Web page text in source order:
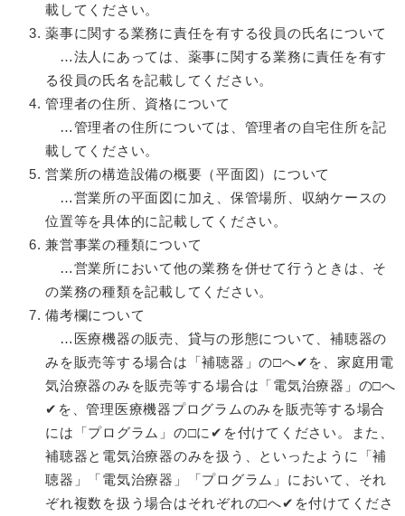
載してください。
薬事に関する業務に責任を有する役員の氏名について
…法人にあっては、薬事に関する業務に責任を有す
る役員の氏名を記載してください。
管理者の住所、資格について
…管理者の住所については、管理者の自宅住所を記
載してください。
営業所の構造設備の概要（平面図）について
…営業所の平面図に加え、保管場所、収納ケースの
位置等を具体的に記載してください。
兼営事業の種類について
…営業所において他の業務を併せて行うときは、そ
の業務の種類を記載してください。
備考欄について
…医療機器の販売、貸与の形態について、補聴器の
みを販売等する場合は「補聴器」の□へ✔を、家庭用電
気治療器のみを販売等する場合は「電気治療器」の□へ
✔を、管理医療機器プログラムのみを販売等する場合
には「プログラム」の□に✔を付けてください。また、
補聴器と電気治療器のみを扱う、といったように「補
聴器」「電気治療器」「プログラム」において、それ
ぞれ複数を扱う場合はそれぞれの□へ✔を付けてくださ